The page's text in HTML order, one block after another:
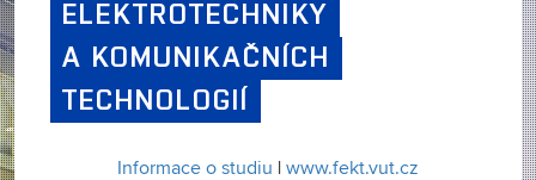
ELEKTROTECHNIKY
A KOMUNIKAČNÍCH
TECHNOLOGIÍ
Informace o studiu www.fekt.vut.cz